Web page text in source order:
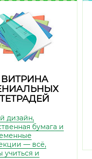
ВИТРИНА
ТЕТРАДЕЙ
дизайн,
бумага и
— всё,
учиться и